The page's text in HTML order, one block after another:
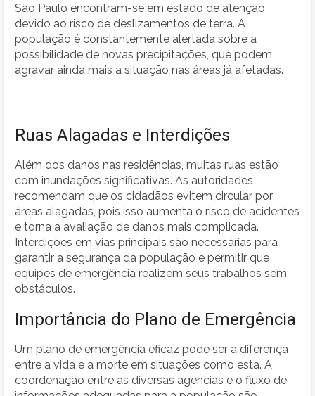
São Paulo encontram-se em estado de atenção
devido ao risco de deslizamentos de terra. A
população é constantemente alertada sobre a
possibilidade de novas precipitações, que podem
agravar ainda mais a situação nas áreas já afetadas.
Ruas Alagadas e Interdições
Além dos danos nas residências, muitas ruas estão
com inundações significativas. As autoridades
recomendam que os cidadãos evitem circular por
áreas alagadas, pois isso aumenta o risco de acidentes
e torna a avaliação de danos mais complicada.
Interdições em vias principais são necessárias para
garantir a segurança da população e permitir que
equipes de emergência realizem seus trabalhos sem
obstáculos.
Importância do Plano de Emergência
Um plano de emergência eficaz pode ser a diferença
entre a vida e a morte em situações como esta. A
coordenação entre as diversas agências e o fluxo de